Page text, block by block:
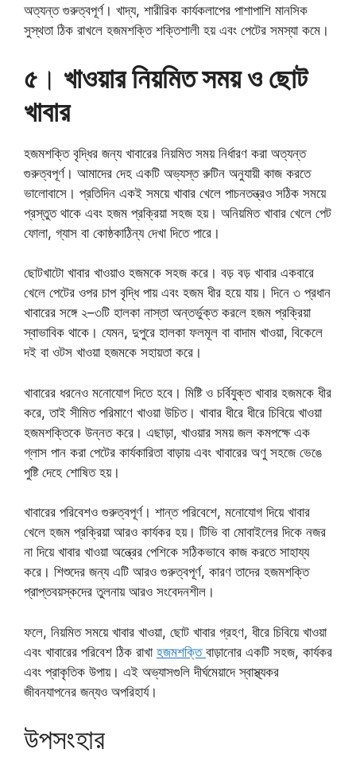
অত্যন্ত গুরুত্বপূর্ণ। খাদ্য, শারীরিক কার্যকলাপের পাশাপাশি মানসিক
সুস্থতা ঠিক রাখলে হজমশক্তি শক্তিশালী হয় এবং পেটের সমস্যা কমে।
৫ । খাওয়ার নিয়মিত সময় ও ছোট
খাবার
হজমশক্তি বৃদ্ধির জন্য খাবারের নিয়মিত সময় নির্ধারণ করা অত্যন্ত
গুরুত্বপূর্ণ। আমাদের দেহ একটি অভ্যস্ত রুটিন অনুযায়ী কাজ করতে
ভালোবাসে। প্রতিদিন একই সময়ে খাবার খেলে পাচনতন্ত্রও সঠিক সময়ে
প্রস্তুত থাকে এবং হজম প্রক্রিয়া সহজ হয়। অনিয়মিত খাবার খেলে পেট
ফোলা, গ্যাস বা কোষ্ঠকাঠিন্য দেখা দিতে পারে।
ছোটখাটো খাবার খাওয়াও হজমকে সহজ করে। বড় বড় খাবার একবারে
খেলে পেটের ওপর চাপ বৃদ্ধি পায় এবং হজম ধীর হয়ে যায়। দিনে ৩ প্রধান
খাবারের সঙ্গে ২–৩টি হালকা নাস্তা অন্তর্ভুক্ত করলে হজম প্রক্রিয়া
স্বাভাবিক থাকে। যেমন, দুপুরে হালকা ফলমূল বা বাদাম খাওয়া, বিকেলে
দই বা ওটস খাওয়া হজমকে সহায়তা করে।
খাবারের ধরনেও মনোযোগ দিতে হবে। মিষ্টি ও চর্বিযুক্ত খাবার হজমকে ধীর
করে, তাই সীমিত পরিমাণে খাওয়া উচিত। খাবার ধীরে ধীরে চিবিয়ে খাওয়া
হজমশক্তিকে উন্নত করে। এছাড়া, খাওয়ার সময় জল কমপক্ষে এক
গ্লাস পান করা পেটের কার্যকারিতা বাড়ায় এবং খাবারের অণু সহজে ভেঙে
পুষ্টি দেহে শোষিত হয়।
খাবারের পরিবেশও গুরুত্বপূর্ণ। শান্ত পরিবেশে, মনোযোগ দিয়ে খাবার
খেলে হজম প্রক্রিয়া আরও কার্যকর হয়। টিভি বা মোবাইলের দিকে নজর
না দিয়ে খাবার খাওয়া অন্ত্রের পেশিকে সঠিকভাবে কাজ করতে সাহায্য
করে। শিশুদের জন্য এটি আরও গুরুত্বপূর্ণ, কারণ তাদের হজমশক্তি
প্রাপ্তবয়স্কদের তুলনায় আরও সংবেদনশীল।
ফলে, নিয়মিত সময়ে খাবার খাওয়া, ছোট খাবার গ্রহণ, ধীরে চিবিয়ে খাওয়া
এবং খাবারের পরিবেশ ঠিক রাখা হজমশক্তি বাড়ানোর একটি সহজ, কার্যকর
এবং প্রাকৃতিক উপায়। এই অভ্যাসগুলি দীর্ঘমেয়াদে স্বাস্থ্যকর
জীবনযাপনের জন্যও অপরিহার্য।
উপসংহার